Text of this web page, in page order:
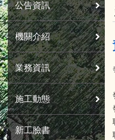
公告資訊
機關介紹
業務資訊
施工動態
新工臉書